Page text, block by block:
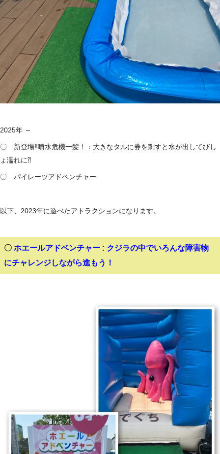
2025年 ～
〇 新登場‼噴水危機一髪！：大きなタルに券を刺すと水が出してびし
ょ濡れに⁈
〇 パイレーツアドベンチャー
以下、2023年に遊べたアトラクションになります。
〇 ホエールアドベンチャー : クジラの中でいろんな障害物
にチャレンジしながら進もう！